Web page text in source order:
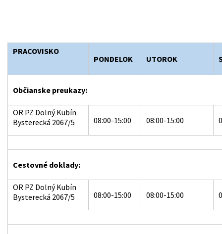
PRACOVISKO
PONDELOK
UTOROK
Občianske preukazy:
OR PZ Dolný Kubín
Bysterecká 2067/5
08:00-15:00 08:00-15:00
Cestovné doklady:
OR PZ Dolný Kubín
Bysterecká 2067/5
08:00-15:00 08:00-15:00